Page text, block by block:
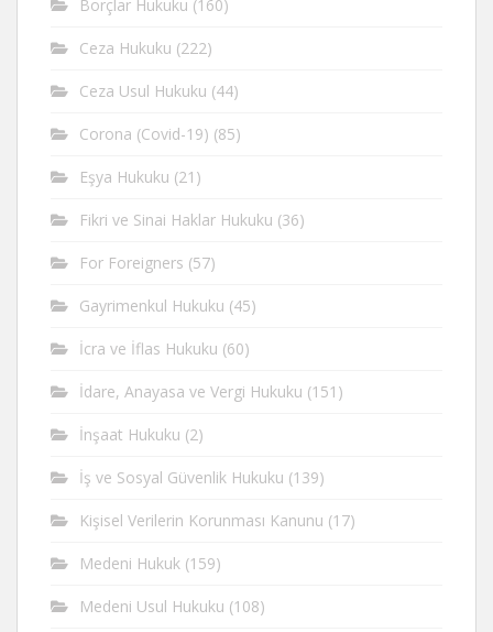
Borçlar Hukuku (160)
Ceza Hukuku (222)
Ceza Usul Hukuku (44)
Corona (Covid-19) (85)
Eşya Hukuku (21)
Fikri ve Sinai Haklar Hukuku (36)
For Foreigners (57)
Gayrimenkul Hukuku (45)
İcra ve İflas Hukuku (60)
İdare, Anayasa ve Vergi Hukuku (151)
İnşaat Hukuku (2)
İş ve Sosyal Güvenlik Hukuku (139)
Kişisel Verilerin Korunması Kanunu (17)
Medeni Hukuk (159)
Medeni Usul Hukuku (108)